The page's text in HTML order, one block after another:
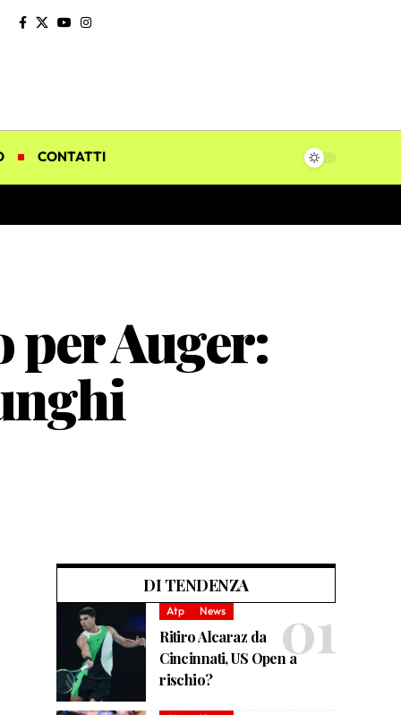
CONTATTI
per Auger:
DI TENDENZA
Atp News
Ritiro Alcaraz da
Cincinnati, US Open a
rischio?